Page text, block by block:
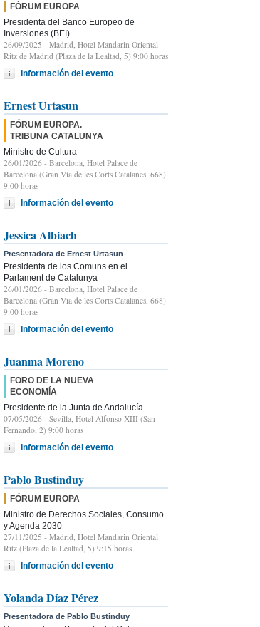
FÓRUM EUROPA
Presidenta del Banco Europeo de
Inversiones (BEI)
26/09/2025 - Madrid, Hotel Mandarin Oriental
Ritz de Madrid (Plaza de la Lealtad, 5) 9:00 horas
Información del evento
Ernest Urtasun
FÓRUM EUROPA.
TRIBUNA CATALUNYA
Ministro de Cultura
26/01/2026 - Barcelona, Hotel Palace de
Barcelona (Gran Vía de les Corts Catalanes, 668)
9.00 horas
Información del evento
Jessica Albiach
Presentadora de Ernest Urtasun
Presidenta de los Comuns en el
Parlament de Catalunya
26/01/2026 - Barcelona, Hotel Palace de
Barcelona (Gran Vía de les Corts Catalanes, 668)
9.00 horas
Información del evento
Juanma Moreno
FORO DE LA NUEVA
ECONOMÍA
Presidente de la Junta de Andalucía
07/05/2026 - Sevilla, Hotel Alfonso XIII (San
Fernando, 2) 9:00 horas
Información del evento
Pablo Bustinduy
FÓRUM EUROPA
Ministro de Derechos Sociales, Consumo
y Agenda 2030
27/11/2025 - Madrid, Hotel Mandarin Oriental
Ritz (Plaza de la Lealtad, 5) 9:15 horas
Información del evento
Yolanda Díaz Pérez
Presentadora de Pablo Bustinduy